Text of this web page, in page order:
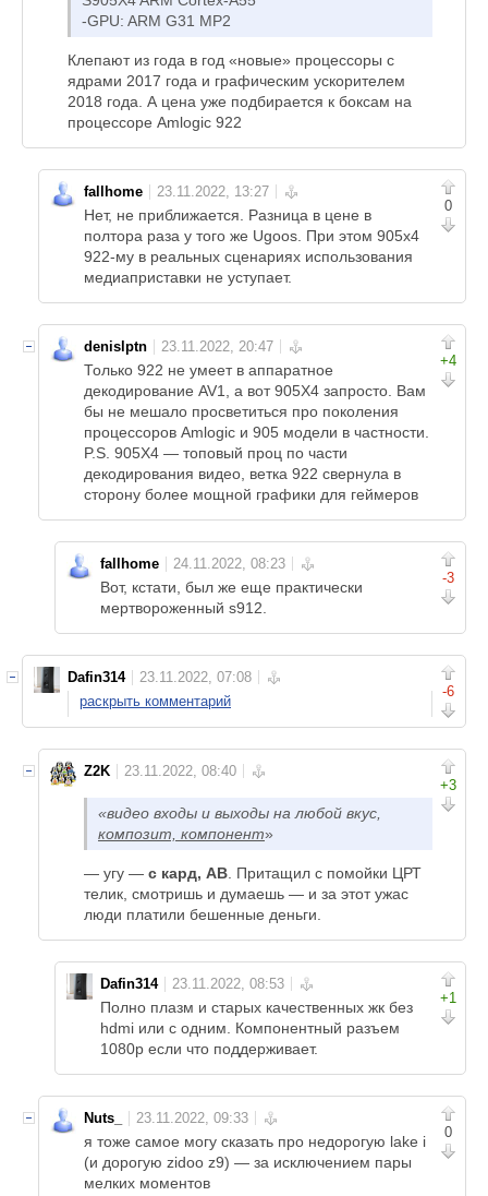
-GPU: ARM G31 MP2
Клепают из года в год «новые» процессоры с
ядрами 2017 года и графическим ускорителем
2018 года. А цена уже подбирается к боксам на
процессоре Amlogic 922
0
fallhome
Нет, не приближается. Разница в цене в
полтора раза у того же Ugoos. При этом 905x4
922-му в реальных сценариях использования
медиаприставки не уступает.
+4
denislptn
Только 922 не умеет в аппаратное
декодирование AV1, а вот 905X4 запросто. Вам
бы не мешало просветиться про поколения
процессоров Amlogic и 905 модели в частности.
P.S. 905X4 — топовый проц по части
декодирования видео, ветка 922 свернула в
сторону более мощной графики для геймеров
-3
fallhome
Вот, кстати, был же еще практически
мертвороженный s912.
-6
Dafin314
раскрыть комментарий
+3
Z2K
«видео входы и выходы на любой вкус,
композит, компонент»
— угу — с кард, АВ. Притащил с помойки ЦРТ
телик, смотришь и думаешь — и за этот ужас
люди платили бешенные деньги.
+1
Dafin314
Полно плазм и старых качественных жк без
hdmi или с одним. Компонентный разъем
1080p если что поддерживает.
0
Nuts_
я тоже самое могу сказать про недорогую lake i
(и дорогую zidoo z9) — за исключением пары
мелких моментов